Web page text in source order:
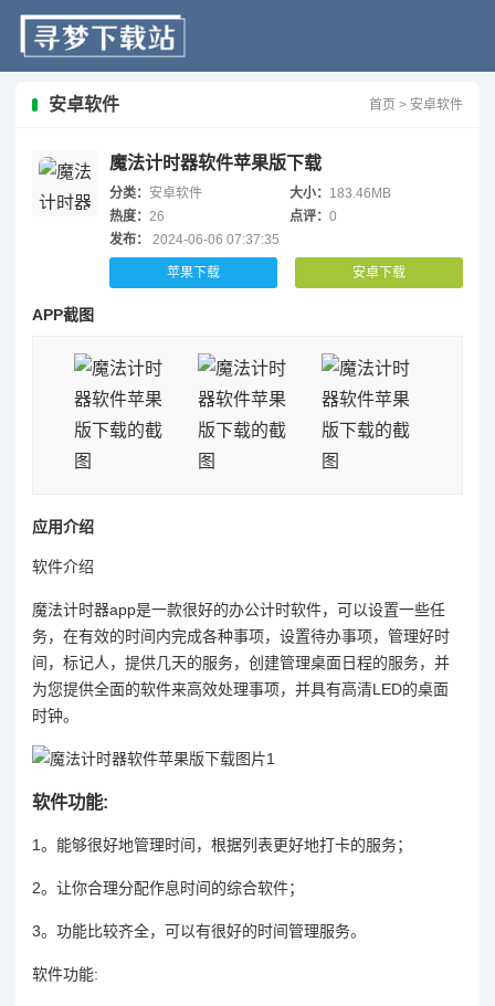
安卓软件 首页 > 安卓软件
魔法计时器软件苹果版下载
分类： 安卓软件 大小： 183.46MB
热度： 26 点评：0
发布：
2024-06-06 07:37:35
苹果下载 安卓下载
APP截图
应用介绍
软件介绍
魔法计时器app是一款很好的办公计时软件，可以设置一些任
务，在有效的时间内完成各种事项，设置待办事项，管理好时
间，标记人，提供几天的服务，创建管理桌面日程的服务，并
为您提供全面的软件来高效处理事项，并具有高清LED的桌面
时钟。
软件功能:
1。能够很好地管理时间，根据列表更好地打卡的服务；
2。让你合理分配作息时间的综合软件；
3。功能比较齐全，可以有很好的时间管理服务。
软件功能: